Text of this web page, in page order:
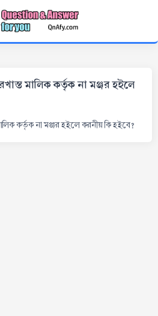
মালিক কর্তৃক না মঞ্জর হইলে
কর্তৃক না মঞ্জর হইলে করনীয় কি হইবে?